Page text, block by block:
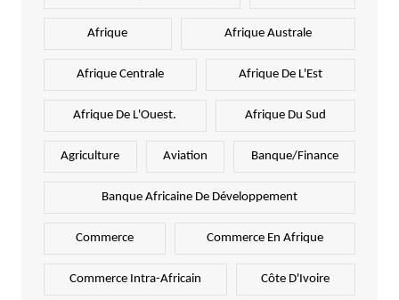
Afrique Afrique Australe
Afrique Centrale Afrique De L'Est
Afrique De L'Ouest. Afrique Du Sud
Agriculture Aviation Banque/Finance
Banque Africaine De Développement
Commerce Commerce En Afrique
Commerce Intra-Africain Côte D'Ivoire